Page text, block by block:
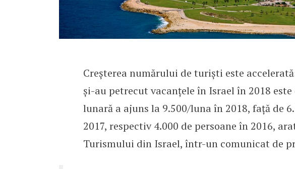
Creșterea numărului de turiști este
și-au petrecut vacanțele în Israel în 2018
lunară a ajuns la 9.500/luna în 2018, față de
2017, respectiv 4.000 de persoane în 2016,
Turismului din Israel, într-un comunicat de